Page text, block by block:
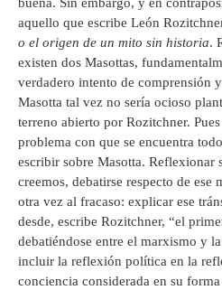
buena. Sin embargo, y en
aquello que escribe León
o el origen de un mito sin historia.
existen dos Masottas,
verdadero intento de comprensión
Masotta tal vez no sería ocioso
terreno abierto por Rozitchner.
problema con que se encuentra
escribir sobre Masotta. Reflexionar
creemos, debatirse respecto de ese
otra vez al fracaso: explicar ese
desde, escribe Rozitchner, “el
debatiéndose entre el marxismo y
incluir la reflexión política en la
conciencia considerada en su